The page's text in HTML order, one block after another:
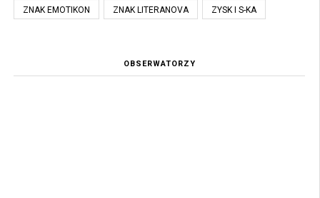
ZNAK EMOTIKON ZNAK LITERANOVA ZYSK I S-KA
OBSERWATORZY